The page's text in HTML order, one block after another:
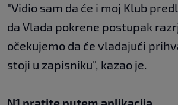
"Vidio sam da će i moj Klub
da Vlada pokrene postupak
očekujemo da će vladajući
stoji u zapisniku", kazao je.